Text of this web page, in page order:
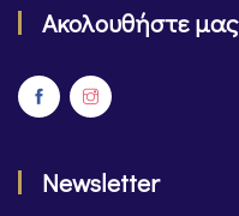
Ακολουθήστε μας
Newsletter